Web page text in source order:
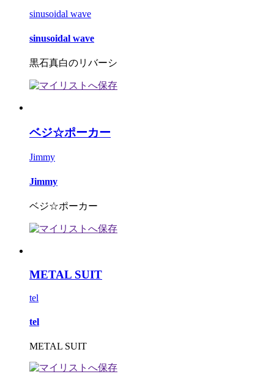
sinusoidal wave
sinusoidal wave
黒石真白のリバーシ
ベジ☆ポーカー
Jimmy
Jimmy
ベジ☆ポーカー
METAL SUIT
tel
tel
METAL SUIT